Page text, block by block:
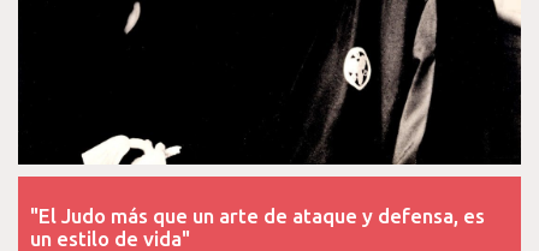
"El Judo más que un arte de ataque y defensa, es
un estilo de vida"